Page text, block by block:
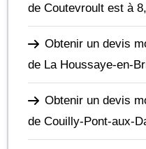
de Coutevroult est à
Obtenir un devis
de La Houssaye-en-
Obtenir un devis
de Couilly-Pont-aux-